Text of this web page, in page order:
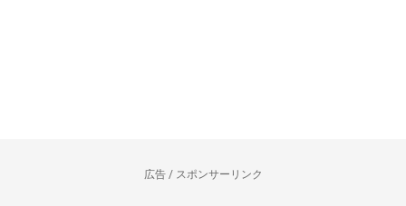
広告 / スポンサーリンク